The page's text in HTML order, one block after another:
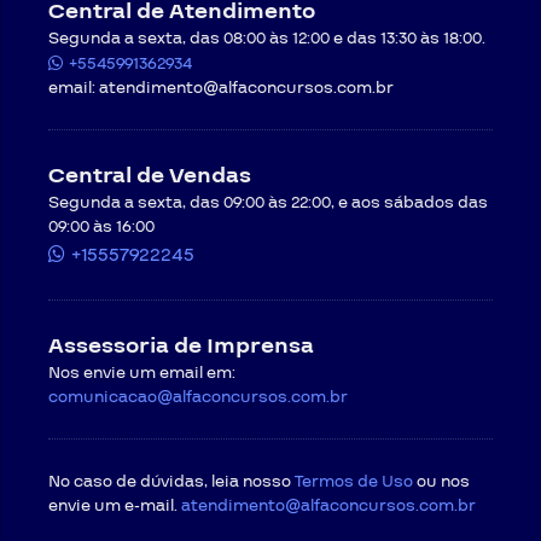
deverá assistir gratuitamente a vídeoaulas
demonstrativa, com o objetivo de testar a respectiva
conexão.
Em caso de desistência do curso, será necessário
cancelamento do pedido através do recurso “Solicitar
Atendimento” disponível no site daCONTRATADA, ou
por meio do endereço de e-mail
atendimento@alfaconcursos.com.br
requisitado respeitando-se as condições a seguir, e
recebimento do pedido, salvo a ocorrência de caso
fortuito ou força maior.
Regras para cancelamento com direito a
arrependimento
seu direito de arrependimento dentro do prazo de 07
assim como preceitua o artigo 49 do Código de Defesa
do Consumidor. O direito ao arrependimento será válido
Central de Atendimento
Segunda a sexta, das 08:00 às 12:00 e das 13:30 às 18:00.
+5545991362934
email:atendimento@alfaconcursos.com.br
Central de Vendas
Segunda a sexta, das 09:00 às 22:00, e aos sábados das
09:00 às 16:00
+15557922245
Assessoria de Imprensa
Nos envie um email em:
comunicacao@alfaconcursos.com.br
No caso de dúvidas, leia nossoTermos de Usoou nos
envie um e-mail.atendimento@alfaconcursos.com.br